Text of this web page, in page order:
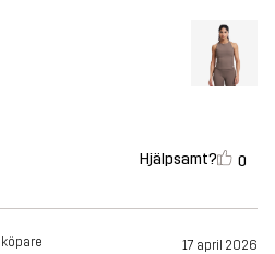
Hjälpsamt? 0
17 april 2026